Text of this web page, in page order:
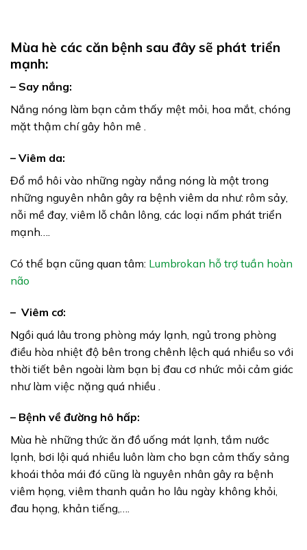
Mùa hè các căn bệnh sau đây sẽ phát triển
mạnh:
– Say nắng:
Nắng nóng làm bạn cảm thấy mệt mỏi, hoa mắt, chóng
mặt thậm chí gây hôn mê .
– Viêm da:
Đổ mồ hôi vào những ngày nắng nóng là một trong
những nguyên nhân gây ra bệnh viêm da như: rôm sảy,
nỗi mề đay, viêm lỗ chân lông, các loại nấm phát triển
mạnh….
Có thể bạn cũng quan tâm: Lumbrokan hỗ trợ tuần hoàn
não
– Viêm cơ:
Ngồi quá lâu trong phòng máy lạnh, ngủ trong phòng
điều hòa nhiệt độ bên trong chênh lệch quá nhiều so với
thời tiết bên ngoài làm bạn bị đau cơ nhức mỏi cảm giác
như làm việc nặng quá nhiều .
– Bệnh về đường hô hấp:
Mùa hè những thức ăn đồ uống mát lạnh, tắm nước
lạnh, bơi lội quá nhiều luôn làm cho bạn cảm thấy sảng
khoái thỏa mái đó cũng là nguyên nhân gây ra bệnh
viêm họng, viêm thanh quản ho lâu ngày không khỏi,
đau họng, khản tiếng,….